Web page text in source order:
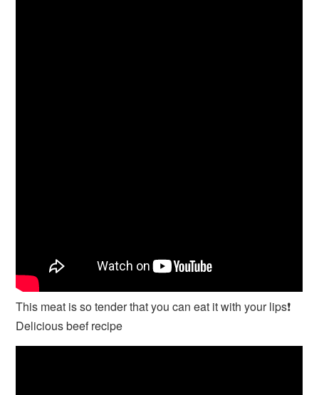
This meat is so tender that you can eat it with your lips❗
Delicious beef recipe